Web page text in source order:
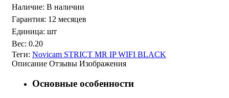
Наличие: В наличии
Гарантия: 12 месяцев
Единица: шт
Вес: 0.20
Теги: Novicam STRICT MR IP WIFI BLACK
Описание Отзывы Изображения
Основные особенности